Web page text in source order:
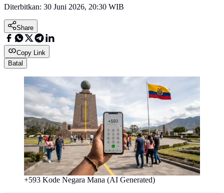
Diterbitkan: 30 Juni 2026, 20:30 WIB
Share
Copy Link
Batal
+593 Kode Negara Mana (AI Generated)